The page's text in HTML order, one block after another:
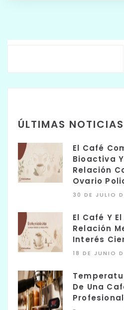
ÚLTIMAS NOTICIAS
El Café
Bioactiva
Relación
Ovario
30 DE JULIO
El Café Y
Relación
Interés
18 DE JUNIO
De Una